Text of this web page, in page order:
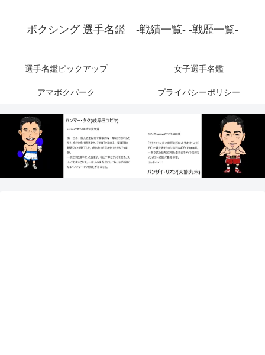
ボクシング 選手名鑑 -戦績一覧- -戦歴一覧-
選手名鑑ピックアップ 女子選手名鑑
アマボクパーク プライバシーポリシー